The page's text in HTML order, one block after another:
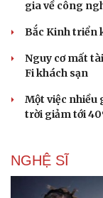
gia về công
Bắc Kinh triển
Nguy cơ mất
Fi khách sạn
Một việc nhiều
trời giảm tới
NGHỆ SĨ